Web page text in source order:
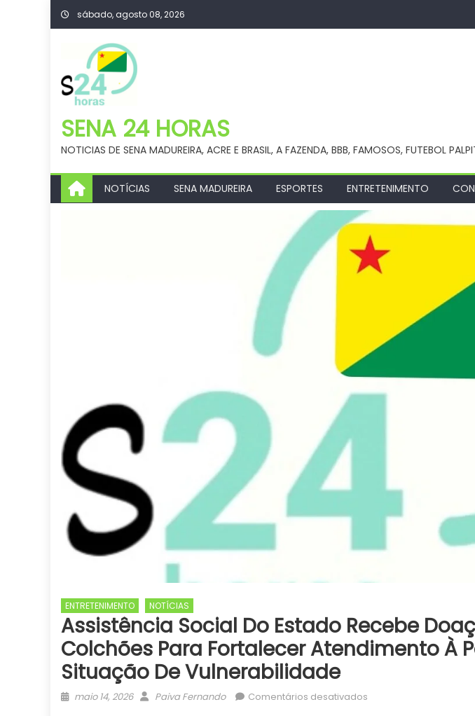
Skip
to
sábado, agosto 08, 2026
SENA 24 HORAS
NOTICIAS DE SENA MADUREIRA, ACRE E BRASIL, A FAZENDA, BBB, FAMOSOS, FUTEBOL
NOTÍCIAS SENA MADUREIRA ESPORTES ENTRETENIMENTO
ENTRETENIMENTO NOTÍCIAS
Assistência Social Do Estado Recebe
Colchões Para Fortalecer Atendimento À
Situação De Vulnerabilidade
Posted
maio 14, 2026 Author
Paiva Fernando Comentários desativados